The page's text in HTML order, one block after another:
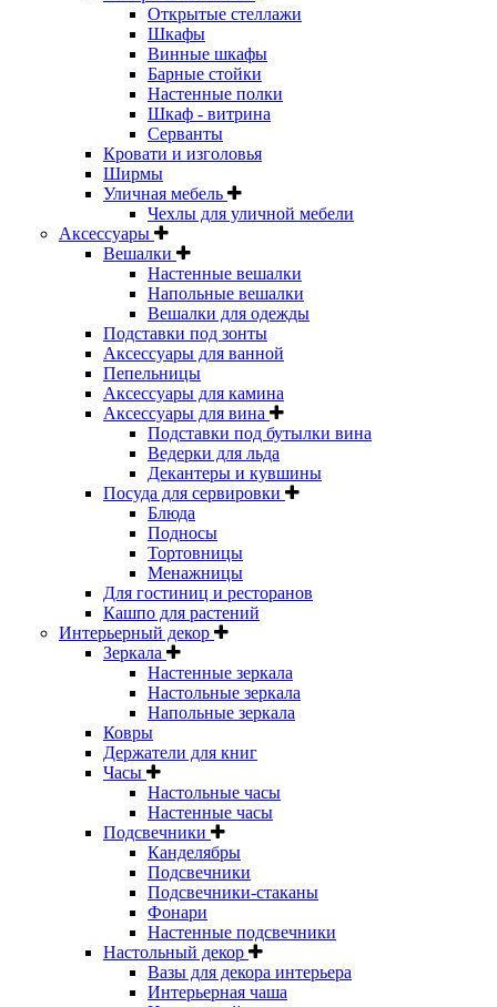
Открытые стеллажи
Шкафы
Винные шкафы
Барные стойки
Настенные полки
Шкаф - витрина
Серванты
Кровати и изголовья
Ширмы
Уличная мебель
Чехлы для уличной мебели
Аксессуары
Вешалки
Настенные вешалки
Напольные вешалки
Вешалки для одежды
Подставки под зонты
Аксессуары для ванной
Пепельницы
Аксессуары для камина
Аксессуары для вина
Подставки под бутылки вина
Ведерки для льда
Декантеры и кувшины
Посуда для сервировки
Блюда
Подносы
Тортовницы
Менажницы
Для гостиниц и ресторанов
Кашпо для растений
Интерьерный декор
Зеркала
Настенные зеркала
Настольные зеркала
Напольные зеркала
Ковры
Держатели для книг
Часы
Настольные часы
Настенные часы
Подсвечники
Канделябры
Подсвечники
Подсвечники-стаканы
Фонари
Настенные подсвечники
Настольный декор
Вазы для декора интерьера
Интерьерная чаша